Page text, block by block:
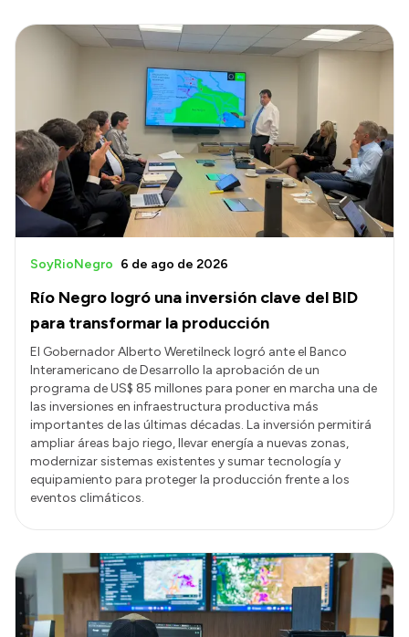
Río Negro logró una inversión clave del BID
para transformar la producción
SoyRioNegro 6 de ago de 2026
El Gobernador Alberto Weretilneck logró ante el Banco
Interamericano de Desarrollo la aprobación de un
programa de US$ 85 millones para poner en marcha una de
las inversiones en infraestructura productiva más
importantes de las últimas décadas. La inversión permitirá
ampliar áreas bajo riego, llevar energía a nuevas zonas,
modernizar sistemas existentes y sumar tecnología y
equipamiento para proteger la producción frente a los
eventos climáticos.